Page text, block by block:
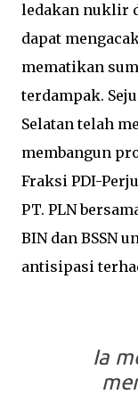
ledakan nuklir
dapat
mematikan
terdampak.
Selatan telah
membangun
Fraksi PDI-
PT. PLN
BIN dan BSSN
antisipasi
Ia